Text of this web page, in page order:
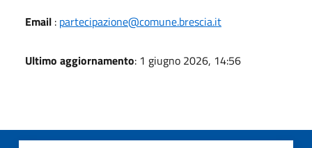
Email : partecipazione@comune.brescia.it
Ultimo aggiornamento: 1 giugno 2026, 14:56